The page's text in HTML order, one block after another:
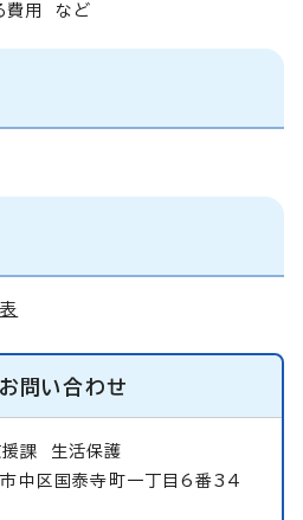
費用 など
お問い合わせ
援課 生活保護
区国泰寺町一丁目6番34